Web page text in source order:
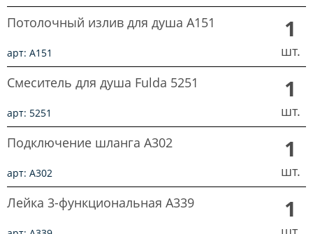
Потолочный излив для душа A151
арт: A151
1
шт.
Смеситель для душа Fulda 5251
арт: 5251
1
шт.
Подключение шланга A302
арт: A302
1
шт.
Лейка 3-функциональная A339
1